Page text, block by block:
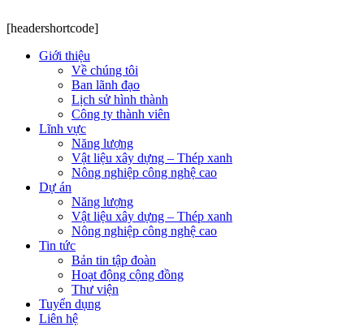
[headershortcode]
Giới thiệu
Về chúng tôi
Ban lãnh đạo
Lịch sử hình thành
Công ty thành viên
Lĩnh vực
Năng lượng
Vật liệu xây dựng – Thép xanh
Nông nghiệp công nghệ cao
Dự án
Năng lượng
Vật liệu xây dựng – Thép xanh
Nông nghiệp công nghệ cao
Tin tức
Bản tin tập đoàn
Hoạt động cộng đồng
Thư viện
Tuyển dụng
Liên hệ